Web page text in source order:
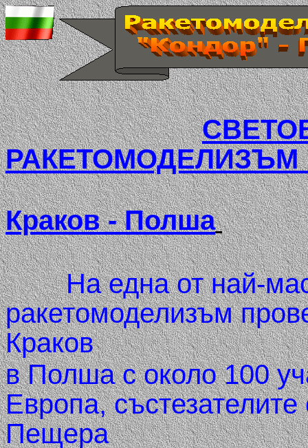
РАКЕТОМОДЕЛИЗЪМ
Краков - Полша
На една от най-
ракетомоделизъм
Краков
в Полша с около 100
Европа,
Пещера